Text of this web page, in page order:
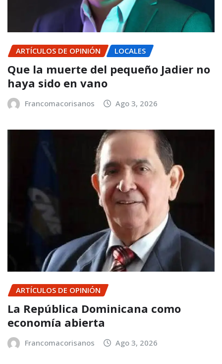
ARTÍCULOS DE OPINIÓN LOCALES
Que la muerte del pequeño Jadier no
haya sido en vano
Francomacorisanos Ago 3, 2026
ARTÍCULOS DE OPINIÓN
La República Dominicana como
economía abierta
Francomacorisanos Ago 3, 2026